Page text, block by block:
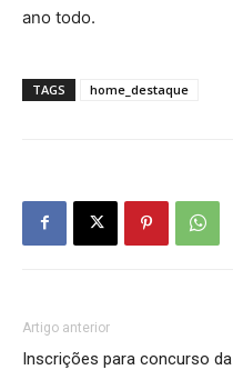
ano todo.
TAGS home_destaque
Artigo anterior
Inscrições para concurso da